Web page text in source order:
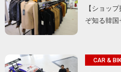
【ショッ
ぞ知る韓
CAR &